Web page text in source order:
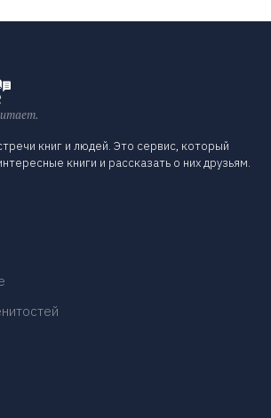
книг и людей. Это сервис, который
книги и рассказать о них друзьям.